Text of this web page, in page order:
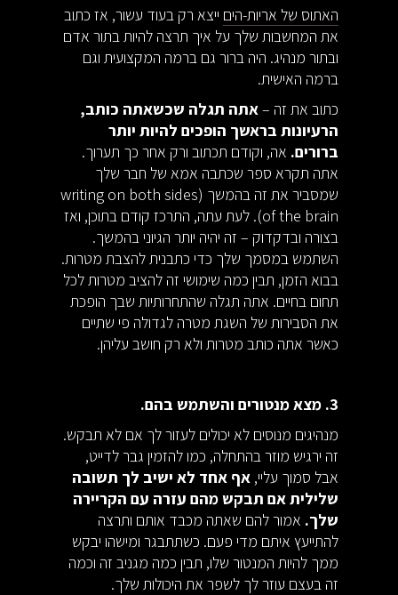
האתוס של אריות-הים ייצא רק בעוד עשור, אז כתוב
את המחשבות שלך על איך תרצה להיות בתור אדם
ובתור מנהיג. היה ברור גם ברמה המקצועית וגם
ברמה האישית.
כתוב את זה –אתה תגלה שכשאתה כותב,
הרעיונות בראשך הופכים להיות יותר
ברורים. אה, וקודם תכתוב ורק אחר כך תערוך.
אתה תקרא ספר שכתבה אמא של חבר שלך
שמסביר את זה בהמשך (writing on both sides
of the brain). לעת עתה, התרכז קודם בתוכן, ואז
בצורה ובדקדוק – זה יהיה יותר הגיוני בהמשך.
השתמש במסמך שלך כדי כתבנית להצבת מטרות.
בבוא הזמן, תבין כמה שימושי זה להציב מטרות לכל
תחום בחיים. אתה תגלה שהתחרותיות שבך הופכת
את הסבירות של השגת מטרה לגדולה פי שתיים
כאשר אתה כותב מטרות ולא רק חושב עליהן.
3. מצא מנטורים והשתמש בהם.
מנהיגים מנוסים לא יכולים לעזור לך אם לא תבקש.
זה ירגיש מוזר בהתחלה, כמו להזמין גבר לדייט,
אבל סמוך עליי,אף אחד לא ישיב לך תשובה
שלילית אם תבקש מהם עזרה עם הקריירה
שלך. אמור להם שאתה מכבד אותם ותרצה
להתייעץ איתם מדי פעם. כשתתבגר ומישהו יבקש
ממך להיות המנטור שלו, תבין כמה מגניב זה וכמה
זה בעצם עוזר לך לשפר את היכולות שלך.